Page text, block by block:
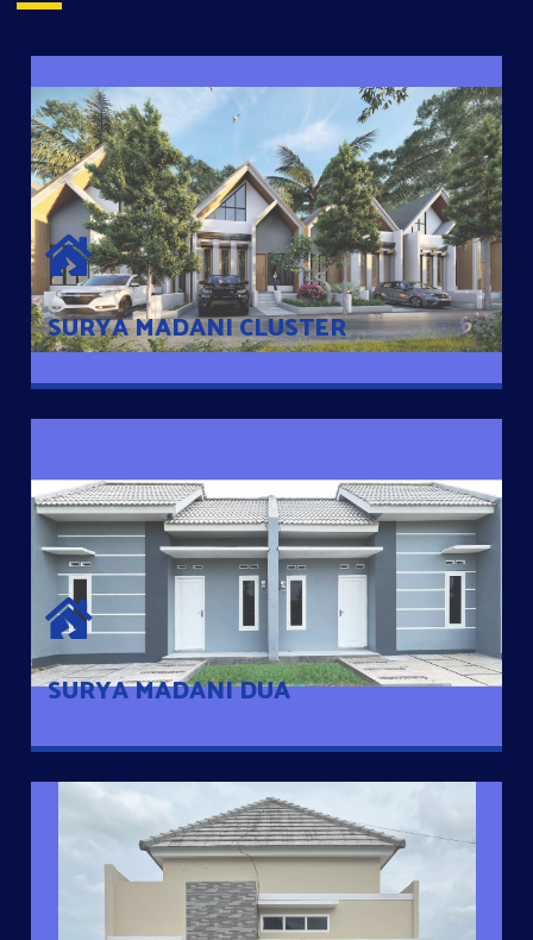
SURYA MADANI CLUSTER
SURYA MADANI CLUSTER
Desain Modern Minimalis dengan Konsep Rumah Pintar
Sehingga Memudahkan Penghuni mengakses rumahnya
dengan Ponsel
SURYA MADANI DUA
SURYA MADANI DUA
Satu-satunya Hunian nyaman dengan harga subsidi hanya 100
jutaan dengan lokasi strategis di Tuban
MANUNGGAL JAYA RESIDENCE